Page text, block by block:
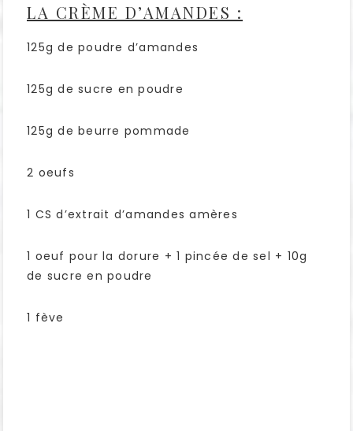
LA CRÈME D’AMANDES :
125g de poudre d’amandes
125g de sucre en poudre
125g de beurre pommade
2 oeufs
1 CS d’extrait d’amandes amères
1 oeuf pour la dorure + 1 pincée de sel + 10g
de sucre en poudre
1 fève